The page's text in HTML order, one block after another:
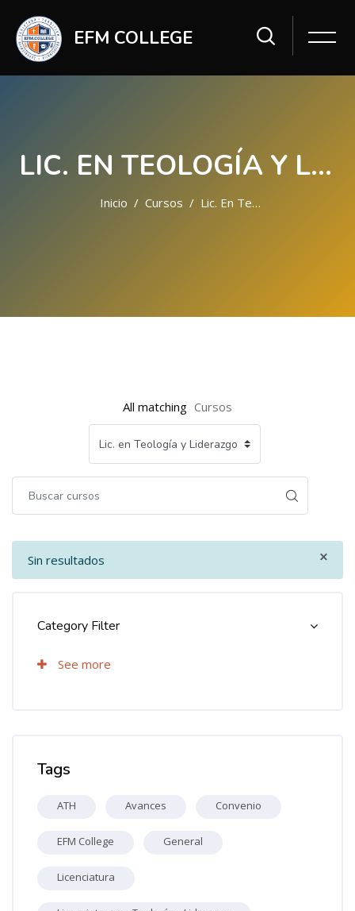
EFM COLLEGE
LIC. EN TEOLOGÍA Y LIDERAZGO
Inicio Cursos Lic. En Teología Y Liderazgo
All matching Cursos
×
Sin resultados
Category Filter
See more
Tags
ATH Avances Convenio
EFM College General
Licenciatura